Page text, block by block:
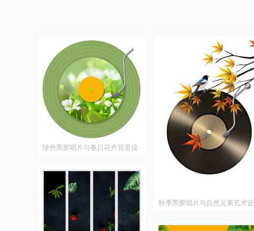
绿色黑胶唱片与春日花卉背景设
秋季黑胶唱片与自然元素艺术设